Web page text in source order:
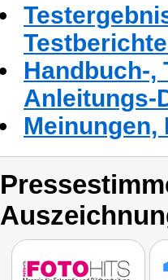
Handbuch-,
Anleitungs-